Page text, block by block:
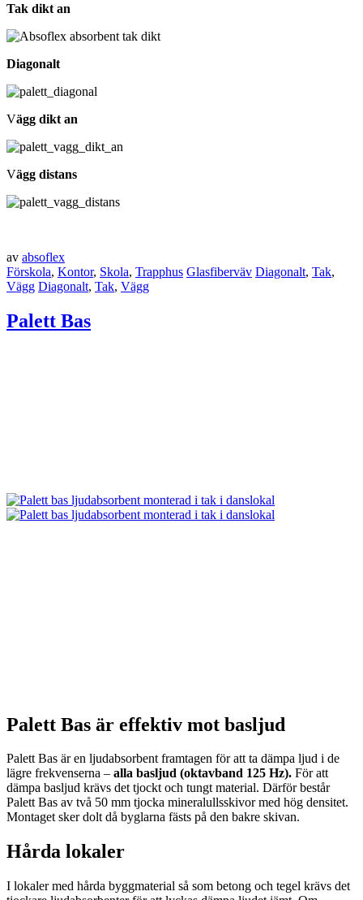
Tak dikt an
Diagonalt
Vägg dikt an
Vägg distans
av absoflex
Förskola, Kontor, Skola, Trapphus Glasfiberväv Diagonalt, Tak,
Vägg Diagonalt, Tak, Vägg
Palett Bas
Palett Bas är effektiv mot basljud
Palett Bas är en ljudabsorbent framtagen för att ta dämpa ljud i de
lägre frekvenserna – alla basljud (oktavband 125 Hz). För att
dämpa basljud krävs det tjockt och tungt material. Därför består
Palett Bas av två 50 mm tjocka mineralullsskivor med hög densitet.
Montaget sker dolt då byglarna fästs på den bakre skivan.
Hårda lokaler
I lokaler med hårda byggmaterial så som betong och tegel krävs det